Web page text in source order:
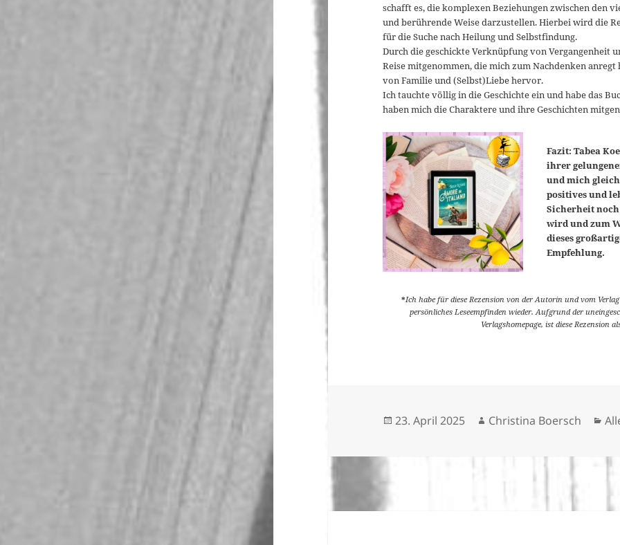
schafft es, die komplexen Beziehungen zwischen den
und berührende Weise darzustellen. Hierbei wird die
für die Suche nach Heilung und Selbstfindung.
Durch die geschickte Verknüpfung von Vergangenheit
Reise mitgenommen, die mich zum Nachdenken
von Familie und (Selbst)Liebe hervor.
Ich tauchte völlig in die Geschichte ein und habe das
haben mich die Charaktere und ihre Geschichten
Fazit: Tabea
ihrer
und mich
positives und
Sicherheit
wird und zum
dieses
Empfehlung.
*Ich habe für diese Rezension von der Autorin und vom
persönliches Leseempfinden wieder. Aufgrund der
Verlagshomepage, ist diese Rezension
Veröffentlicht
23. April 2025 Autor
Christina Boersch